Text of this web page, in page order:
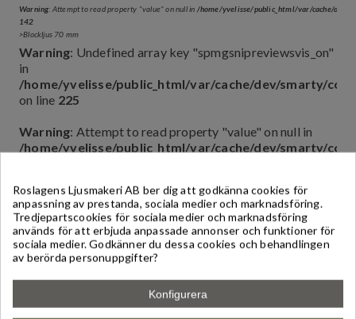
Warning: Attempt to read property "value" on null in /home/yvelisse/public_html/var/cache/dev/
142
>Blockljus 70 mm
Warning: Undefined array key "spmgsnipreviewsvis_on"
in
/home/yvelisse/public_html/var/cache/dev/smarty/
on line 225
Warning: Attempt to read property "value" on null in
/home/yvelisse/public_html/var/cache/dev/smarty/
Warning: Undefined array key "spmgsnipreviewsvis_on"
in
/home/yvelisse/public_html/var/cache/dev/smarty/
on line34
Roslagens Ljusmakeri AB ber dig att godkänna cookies för
anpassning av prestanda, sociala medier och marknadsföring.
Tredjepartscookies för sociala medier och marknadsföring
används för att erbjuda anpassade annonser och funktioner för
sociala medier. Godkänner du dessa cookies och behandlingen
av berörda personuppgifter?
Konfigurera